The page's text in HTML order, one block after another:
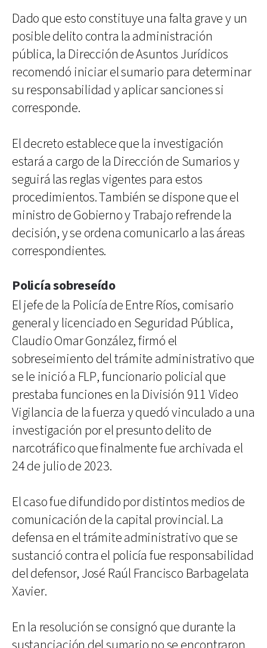
Dado que esto constituye una falta grave y un
posible delito contra la administración
pública, la Dirección de Asuntos Jurídicos
recomendó iniciar el sumario para determinar
su responsabilidad y aplicar sanciones si
corresponde.
El decreto establece que la investigación
estará a cargo de la Dirección de Sumarios y
seguirá las reglas vigentes para estos
procedimientos. También se dispone que el
ministro de Gobierno y Trabajo refrende la
decisión, y se ordena comunicarlo a las áreas
correspondientes.
Policía sobreseído
El jefe de la Policía de Entre Ríos, comisario
general y licenciado en Seguridad Pública,
Claudio Omar González, firmó el
sobreseimiento del trámite administrativo que
se le inició a FLP, funcionario policial que
prestaba funciones en la División 911 Video
Vigilancia de la fuerza y quedó vinculado a una
investigación por el presunto delito de
narcotráfico que finalmente fue archivada el
24 de julio de 2023.
El caso fue difundido por distintos medios de
comunicación de la capital provincial. La
defensa en el trámite administrativo que se
sustanció contra el policía fue responsabilidad
del defensor, José Raúl Francisco Barbagelata
Xavier.
En la resolución se consignó que durante la